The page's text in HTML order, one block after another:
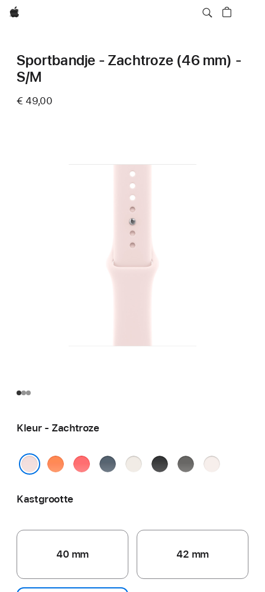
Apple
Sportbandje - Zachtroze (46 mm) -
S/M
€ 49,00
Kleur - Zachtroze
MandarijnGuaverozeAnkerblauwSterrenlicht
Zwart RotsgrijsRosé
Kastgrootte
40 mm 42 mm